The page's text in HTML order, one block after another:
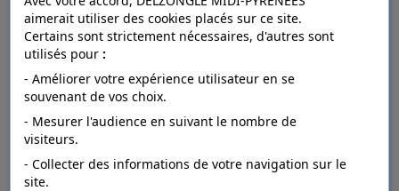
FICHE TECHNIQUE
Dépose arrachable à sec.
Raccord droit.
aimerait utiliser des cookies placés sur ce site.
Certains sont strictement nécessaires, d'autres sont
utilisés pour :
- Améliorer votre expérience utilisateur en se
souvenant de vos choix.
- Mesurer l'audience en suivant le nombre de
visiteurs.
- Collecter des informations de votre navigation sur le
site.